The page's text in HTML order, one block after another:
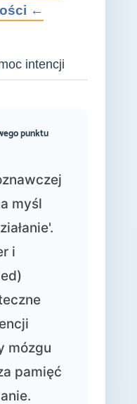
←
intencji
punktu
myśl
i
mózgu
pamięć